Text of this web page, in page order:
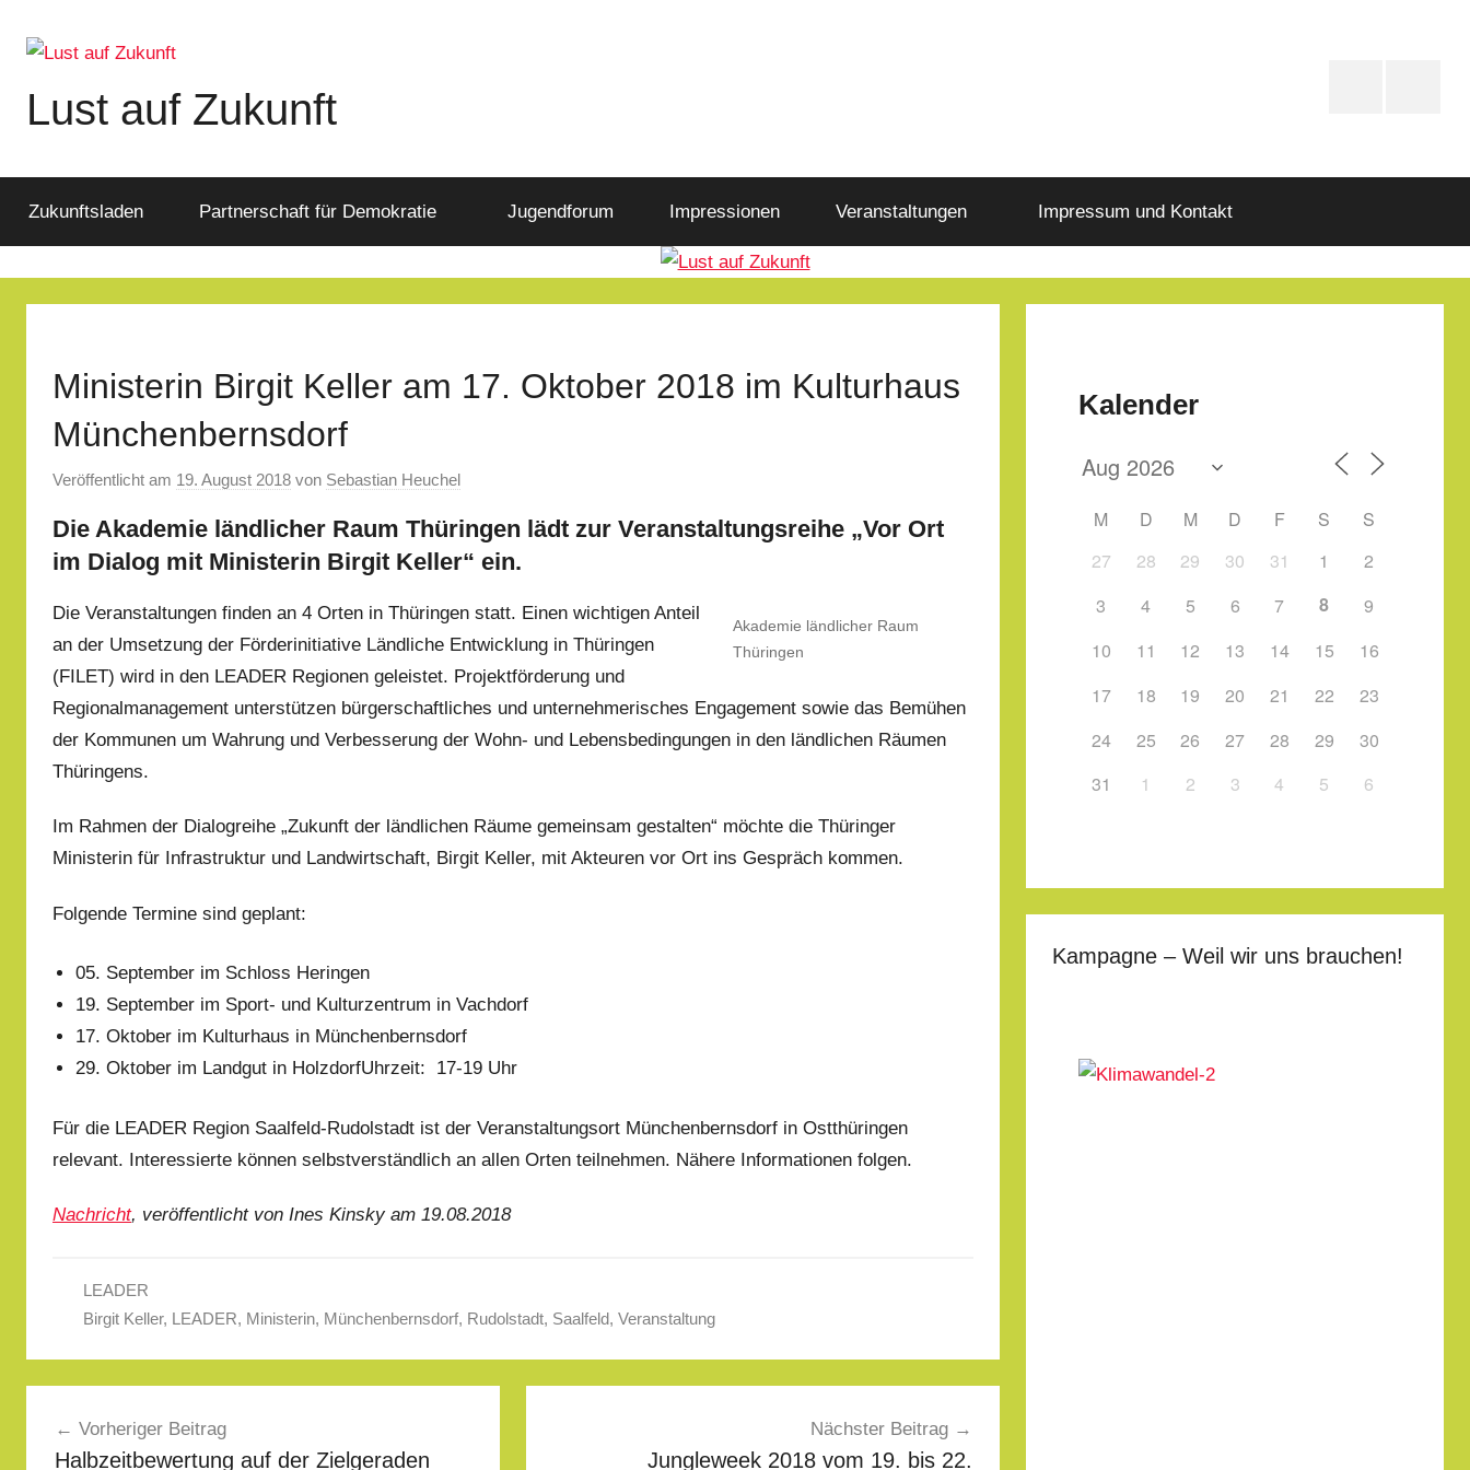
Inhalt
Lust auf Zukunft
Partnerschaft
für
Zukunftsladen Partnerschaft für Demokratie Jugendforum Impressionen Veranstaltungen Impressum und Kontakt
Ministerin Birgit Keller am 17. Oktober 2018 im Kulturhaus
Münchenbernsdorf
Veröffentlicht am 19. August 2018 von Sebastian Heuchel
Die Akademie ländlicher Raum Thüringen lädt zur Veranstaltungsreihe „Vor Ort
im Dialog mit Ministerin Birgit Keller“ ein.
Akademie ländlicher Raum
Thüringen
Die Veranstaltungen finden an 4 Orten in Thüringen statt. Einen wichtigen Anteil
an der Umsetzung der Förderinitiative Ländliche Entwicklung in Thüringen
(FILET) wird in den LEADER Regionen geleistet. Projektförderung und
Regionalmanagement unterstützen bürgerschaftliches und unternehmerisches Engagement sowie das Bemühen
der Kommunen um Wahrung und Verbesserung der Wohn- und Lebensbedingungen in den ländlichen Räumen
Thüringens.
Im Rahmen der Dialogreihe „Zukunft der ländlichen Räume gemeinsam gestalten“ möchte die Thüringer
Ministerin für Infrastruktur und Landwirtschaft, Birgit Keller, mit Akteuren vor Ort ins Gespräch kommen.
Folgende Termine sind geplant:
05. September im Schloss Heringen
19. September im Sport- und Kulturzentrum in Vachdorf
17. Oktober im Kulturhaus in Münchenbernsdorf
29. Oktober im Landgut in HolzdorfUhrzeit: 17-19 Uhr
Für die LEADER Region Saalfeld-Rudolstadt ist der Veranstaltungsort Münchenbernsdorf in Ostthüringen
relevant. Interessierte können selbstverständlich an allen Orten teilnehmen. Nähere Informationen folgen.
Nachricht, veröffentlicht von Ines Kinsky am 19.08.2018
LEADER
Birgit Keller, LEADER, Ministerin, Münchenbernsdorf, Rudolstadt, Saalfeld, Veranstaltung
Vorheriger Beitrag
Halbzeitbewertung auf der Zielgeraden
Nächster Beitrag
Jungleweek 2018 vom 19. bis 22.
Kalender
M D M D F S
S
27
28 29 30 31 1
2
3
4 5 6 7 8
9
10
11 12 13 14 15
16
17
18 19 20 21 22
23
24
25 26 27 28 29
30
31
1 2 3 4 5 6
Kampagne – Weil wir uns brauchen!